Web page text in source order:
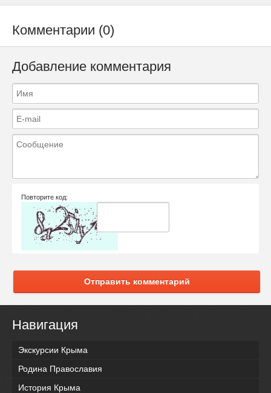
Комментарии (0)
Добавление комментария
Повторите код:
Отправить комментарий
Навигация
Экскурсии Крыма
Родина Православия
История Крыма